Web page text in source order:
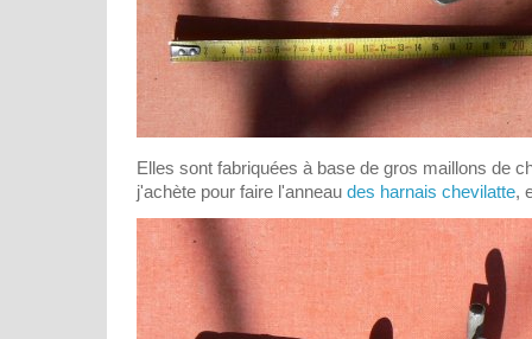
Elles sont fabriquées à base de gros maillons de
j'achète pour faire l'anneau des harnais chevilatte,